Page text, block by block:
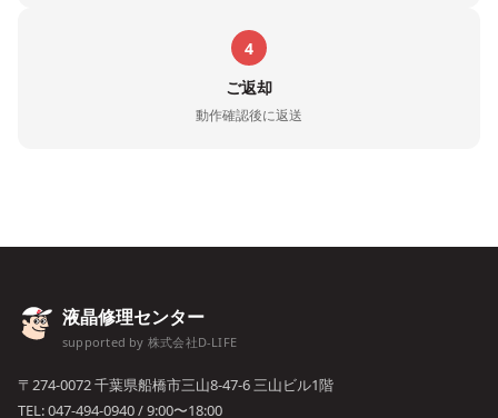
4
ご返却
動作確認後に返送
液晶修理センター
supported by 株式会社D-LIFE
〒274-0072 千葉県船橋市三山8-47-6 三山ビル1階
TEL:047-494-0940/ 9:00〜18:00